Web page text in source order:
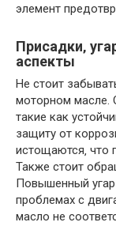
элемент
Присадки‚
аспекты
Не стоит
моторном масле.
такие как
защиту от
истощаются‚ что
Также стоит
Повышенный
проблемах с
масло не